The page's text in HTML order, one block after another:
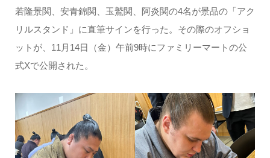
若隆景関、安青錦関、玉鷲関、阿炎関の4名が景品の「アク
リルスタンド」に直筆サインを行った。その際のオフショ
ットが、11月14日（金）午前9時にファミリーマートの公
式Xで公開された。